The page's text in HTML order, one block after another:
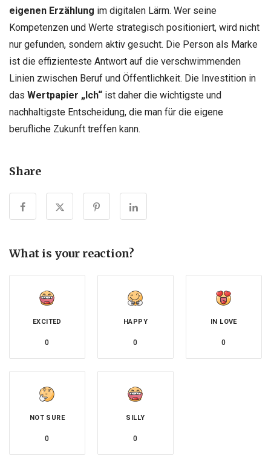
eigenen Erzählung im digitalen Lärm. Wer seine
Kompetenzen und Werte strategisch positioniert, wird nicht
nur gefunden, sondern aktiv gesucht. Die Person als Marke
ist die effizienteste Antwort auf die verschwimmenden
Linien zwischen Beruf und Öffentlichkeit. Die Investition in
das Wertpapier „Ich“ ist daher die wichtigste und
nachhaltigste Entscheidung, die man für die eigene
berufliche Zukunft treffen kann.
Share
What is your reaction?
EXCITED
0
HAPPY
0
IN LOVE
0
NOT SURE
0
SILLY
0